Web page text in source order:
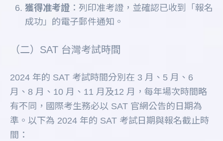
獲得准考證 ：列印准考證，並確認已收到「報名
成功」的電子郵件通知。
（二）SAT 台灣考試時間
2024 年的 SAT 考試時間分別在 3 月、5 月、6
月、8 月、10 月、11 月及12 月，每年場次時間略
有不同，國際考生務必以 SAT 官網公告的日期為
準。以下為 2024 年的 SAT 考試日期與報名截止時
間：